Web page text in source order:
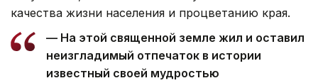
качества жизни населения и процветанию края.
— На этой священной земле жил и оставил
неизгладимый отпечаток в истории
известный своей мудростью